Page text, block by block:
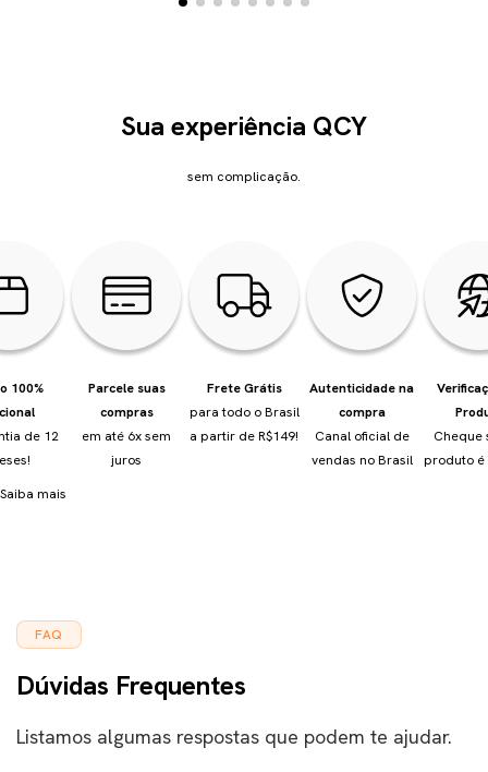
Sua experiência QCY
sem complicação.
100%
de 12
Parcele suas
compras
em até 6x sem
juros
Frete Grátis
para todo o Brasil
a partir de R$149!
Autenticidade na
compra
Canal oficial de
vendas no Brasil
Cheque
produto é
Saiba mais
FAQ
Dúvidas Frequentes
Listamos algumas respostas que podem te ajudar.